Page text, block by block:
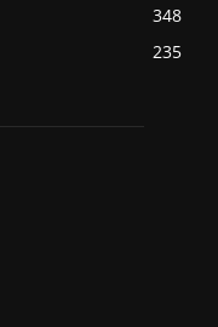
348
235